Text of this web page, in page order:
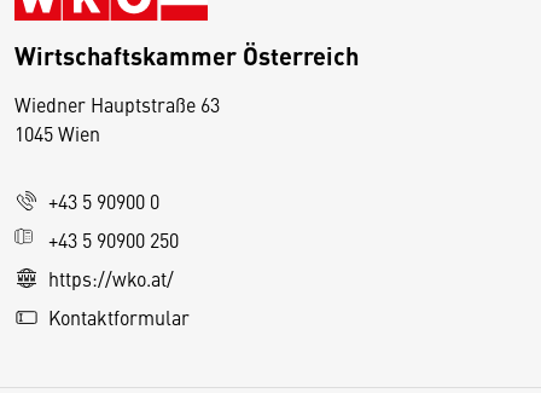
Wirtschaftskammer Österreich
Wiedner Hauptstraße 63
1045 Wien
+43 5 90900 0
+43 5 90900 250
https://wko.at/
Kontaktformular
D
s
e
S
e